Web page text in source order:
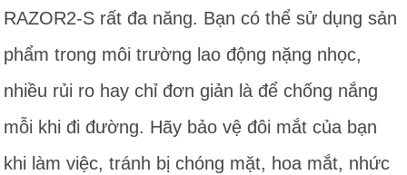
RAZOR2-S rất đa năng. Bạn có thể sử dụng sản
phẩm trong môi trường lao động nặng nhọc,
nhiều rủi ro hay chỉ đơn giản là để chống nắng
mỗi khi đi đường. Hãy bảo vệ đôi mắt của bạn
khi làm việc, tránh bị chóng mặt, hoa mắt, nhức